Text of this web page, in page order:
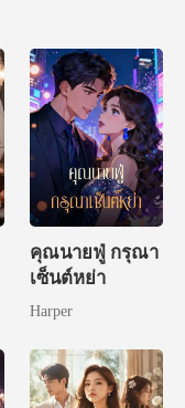
คุณนายฟู่ กรุณา
เซ็นต์หย่า
Harper